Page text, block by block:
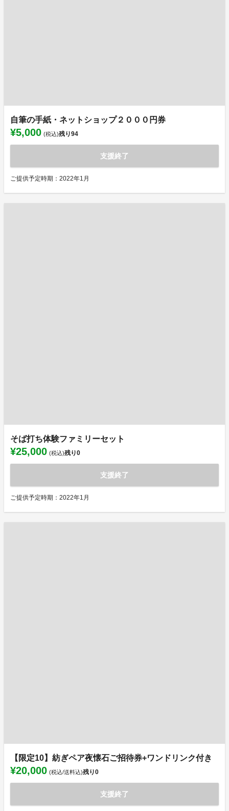
自筆の手紙・ネットショップ２０００円券
¥5,000 (税込)残り94
支援終了
ご提供予定時期：2022年1月
そば打ち体験ファミリーセット
¥25,000 (税込)残り0
支援終了
ご提供予定時期：2022年1月
【限定10】紡ぎペア夜懐石ご招待券+ワンドリンク付き
¥20,000 (税込/送料込)残り0
支援終了